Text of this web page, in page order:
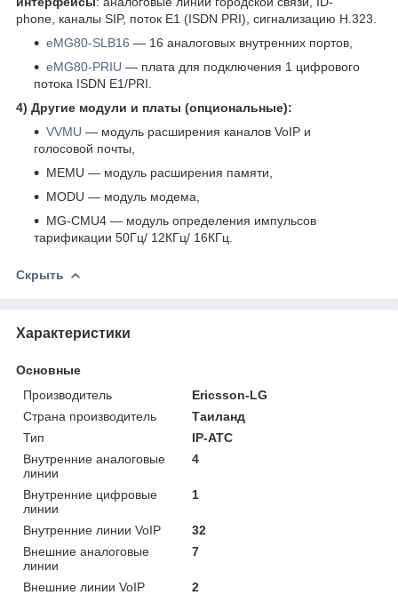
phone, каналы SIP, поток E1 (ISDN PRI), сигнализацию H.323.
eMG80-SLB16 ― 16 аналоговых внутренних портов,
eMG80-PRIU ― плата для подключения 1 цифрового
потока ISDN Е1/PRI.
4) Другие модули и платы (опциональные):
VVMU ― модуль расширения каналов VoIP и
голосовой почты,
MEMU ― модуль расширения памяти,
MODU ― модуль модема,
MG-CMU4 ― модуль определения импульсов
тарификации 50Гц/ 12КГц/ 16КГц.
Скрыть
Характеристики
Основные
Производитель
Ericsson-LG
Страна производитель
Таиланд
Тип
IP-АТС
Внутренние аналоговые
линии
4
Внутренние цифровые
линии
1
Внутренние линии VoIP
32
Внешние аналоговые
линии
7
Внешние линии VoIP
2